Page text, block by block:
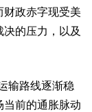
政赤字现受美
的压力，以及
输路线逐渐稳
前的通胀脉动